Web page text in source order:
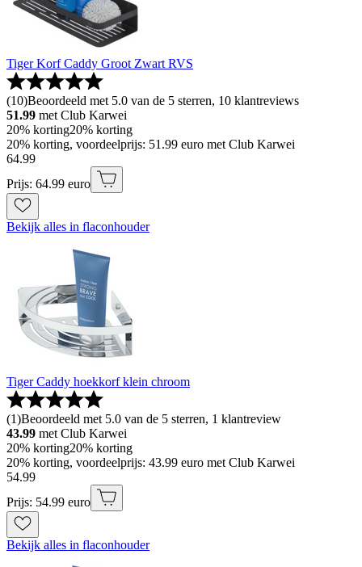
Tiger Korf Caddy Groot Zwart RVS
(10)Beoordeeld met 5.0 van de 5 sterren, 10 klantreviews
51.99 met Club Karwei
20% korting20% korting
20% korting, voordeelprijs: 51.99 euro met Club Karwei
64.99
Prijs: 64.99 euro
Bekijk alles in flaconhouder
Tiger Caddy hoekkorf klein chroom
(1)Beoordeeld met 5.0 van de 5 sterren, 1 klantreview
43.99 met Club Karwei
20% korting20% korting
20% korting, voordeelprijs: 43.99 euro met Club Karwei
54.99
Prijs: 54.99 euro
Bekijk alles in flaconhouder